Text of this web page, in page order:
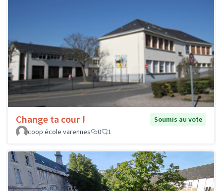
Change ta cour !
Soumis au vote
coop école varennes
0 1